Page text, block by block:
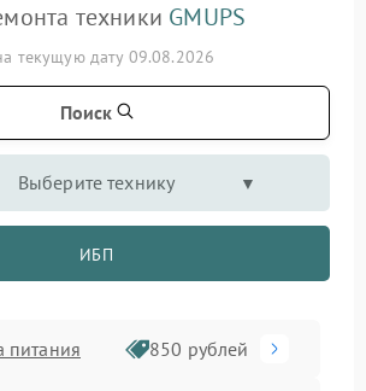
техники GMUPS
текущую дату 09.08.2026
Поиск
Выберите технику
ИБП
питания 850 рублей